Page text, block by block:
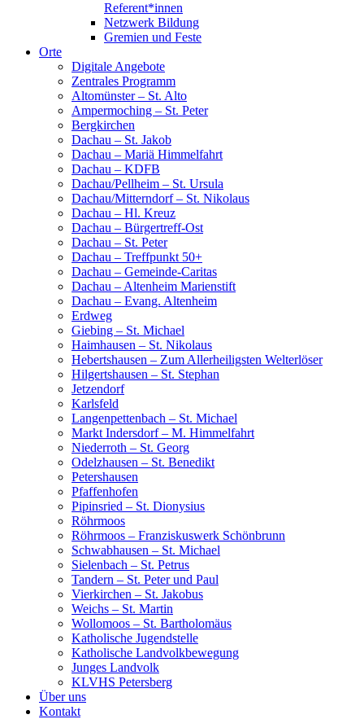
Referent*innen
Netzwerk Bildung
Gremien und Feste
Orte
Digitale Angebote
Zentrales Programm
Altomünster – St. Alto
Ampermoching – St. Peter
Bergkirchen
Dachau – St. Jakob
Dachau – Mariä Himmelfahrt
Dachau – KDFB
Dachau/Pellheim – St. Ursula
Dachau/Mitterndorf – St. Nikolaus
Dachau – Hl. Kreuz
Dachau – Bürgertreff-Ost
Dachau – St. Peter
Dachau – Treffpunkt 50+
Dachau – Gemeinde-Caritas
Dachau – Altenheim Marienstift
Dachau – Evang. Altenheim
Erdweg
Giebing – St. Michael
Haimhausen – St. Nikolaus
Hebertshausen – Zum Allerheiligsten Welterlöser
Hilgertshausen – St. Stephan
Jetzendorf
Karlsfeld
Langenpettenbach – St. Michael
Markt Indersdorf – M. Himmelfahrt
Niederroth – St. Georg
Odelzhausen – St. Benedikt
Petershausen
Pfaffenhofen
Pipinsried – St. Dionysius
Röhrmoos
Röhrmoos – Franziskuswerk Schönbrunn
Schwabhausen – St. Michael
Sielenbach – St. Petrus
Tandern – St. Peter und Paul
Vierkirchen – St. Jakobus
Weichs – St. Martin
Wollomoos – St. Bartholomäus
Katholische Jugendstelle
Katholische Landvolkbewegung
Junges Landvolk
KLVHS Petersberg
Über uns
Kontakt